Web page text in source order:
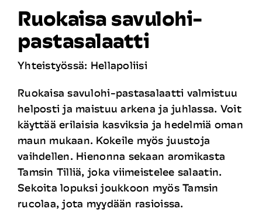
Tuotteet
Reseptit
Rekrytointi
Yhteystiedot
Ruokaisa savulohi-
pastasalaatti
Yhteistyössä: Hellapoliisi
Ruokaisa savulohi-pastasalaatti valmistuu
helposti ja maistuu arkena ja juhlassa. Voit
käyttää erilaisia kasviksia ja hedelmiä oman
maun mukaan. Kokeile myös juustoja
vaihdellen. Hienonna sekaan aromikasta
Tamsin Tilliä, joka viimeistelee salaatin.
Sekoita lopuksi joukkoon myös Tamsin
rucolaa, jota myydään rasioissa.